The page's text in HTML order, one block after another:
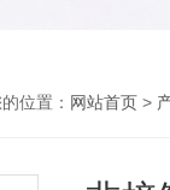
位置： 网站首页 >